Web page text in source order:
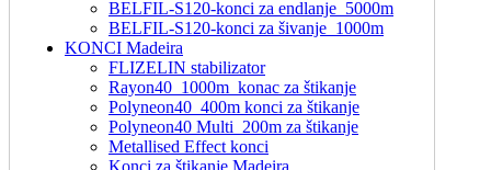
BELFIL-S120-konci za endlanje_5000m
BELFIL-S120-konci za šivanje_1000m
KONCI Madeira
FLIZELIN stabilizator
Rayon40_1000m_konac za štikanje
Polyneon40_400m konci za štikanje
Polyneon40 Multi_200m za štikanje
Metallised Effect konci
Konci za štikanje Madeira